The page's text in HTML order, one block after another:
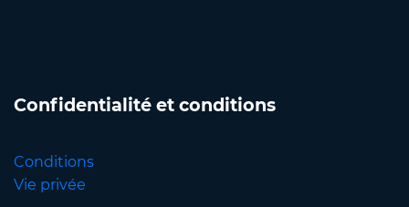
Confidentialité et conditions
Conditions
Vie privée